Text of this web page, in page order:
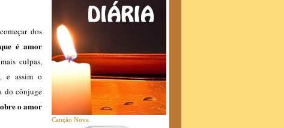
dos
é amor
culpas,
e assim o
do cônjuge
o amor
Canção Nova